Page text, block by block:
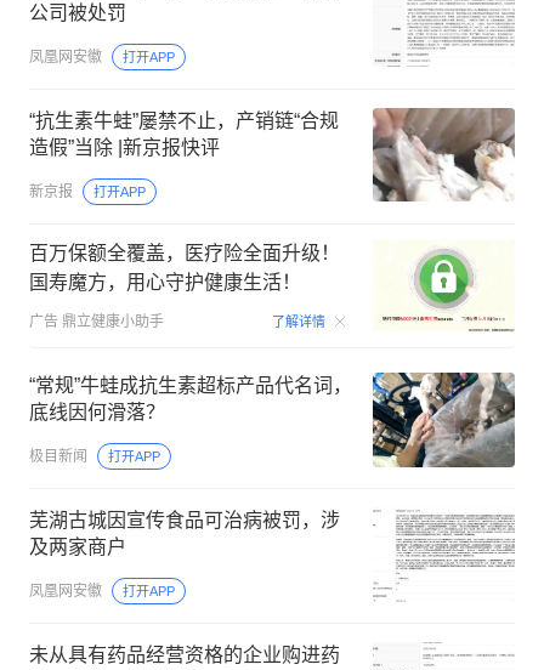
公司被处罚
凤凰网安徽 打开APP
“抗生素牛蛙”屡禁不止，产销链“合规
造假”当除 |新京报快评
新京报 打开APP
百万保额全覆盖，医疗险全面升级！
国寿魔方，用心守护健康生活！
广告 鼎立健康小助手 了解详情 00:06
“常规”牛蛙成抗生素超标产品代名词，
底线因何滑落？
极目新闻 打开APP
芜湖古城因宣传食品可治病被罚，涉
及两家商户
凤凰网安徽 打开APP
未从具有药品经营资格的企业购进药